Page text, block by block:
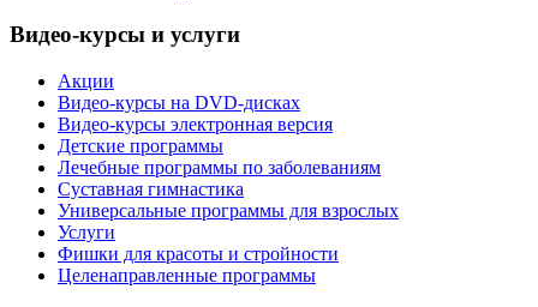
Видео-курсы и услуги
Акции
Видео-курсы на DVD-дисках
Видео-курсы электронная версия
Детские программы
Лечебные программы по заболеваниям
Суставная гимнастика
Универсальные программы для взрослых
Услуги
Фишки для красоты и стройности
Целенаправленные программы